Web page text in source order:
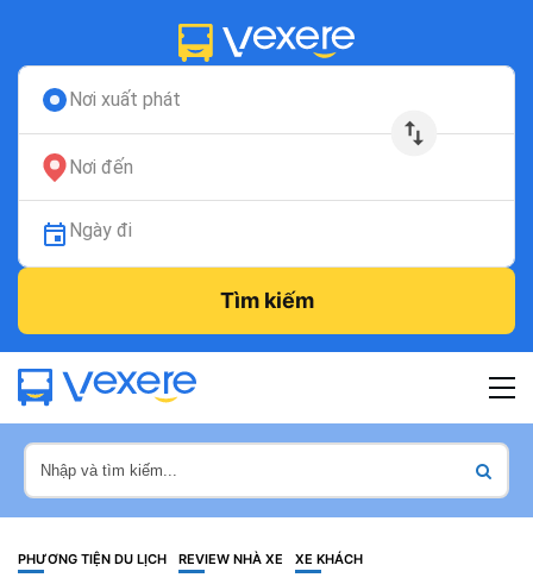
Nơi xuất phát
Nơi đến
Ngày đi
Tìm kiếm
PHƯƠNG TIỆN DU LỊCH REVIEW NHÀ XE XE KHÁCH